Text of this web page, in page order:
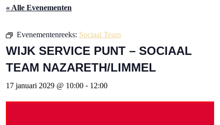
« Alle Evenementen
Evenementenreeks: Sociaal Team
WIJK SERVICE PUNT – SOCIAAL
TEAM NAZARETH/LIMMEL
17 januari 2029 @ 10:00 - 12:00